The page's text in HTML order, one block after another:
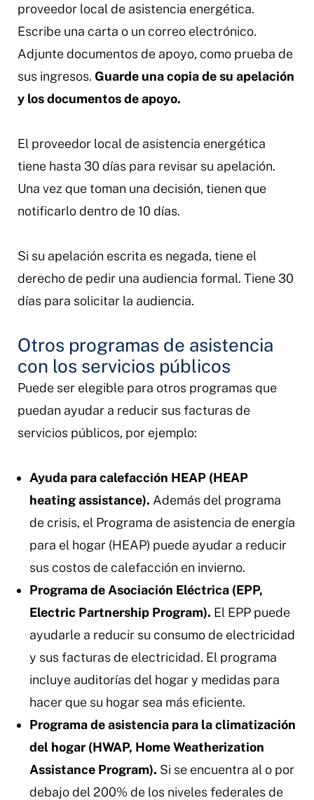
proveedor local de asistencia energética.
Escribe una carta o un correo electrónico.
Adjunte documentos de apoyo, como prueba de
sus ingresos. Guarde una copia de su apelación
y los documentos de apoyo.
El proveedor local de asistencia energética
tiene hasta 30 días para revisar su apelación.
Una vez que toman una decisión, tienen que
notificarlo dentro de 10 días.
Si su apelación escrita es negada, tiene el
derecho de pedir una audiencia formal. Tiene 30
días para solicitar la audiencia.
Otros programas de asistencia
con los servicios públicos
Puede ser elegible para otros programas que
puedan ayudar a reducir sus facturas de
servicios públicos, por ejemplo:
Ayuda para calefacción HEAP (HEAP
heating assistance). Además del programa
de crisis, el Programa de asistencia de energía
para el hogar (HEAP) puede ayudar a reducir
sus costos de calefacción en invierno.
Programa de Asociación Eléctrica (EPP,
Electric Partnership Program). El EPP puede
ayudarle a reducir su consumo de electricidad
y sus facturas de electricidad. El programa
incluye auditorías del hogar y medidas para
hacer que su hogar sea más eficiente.
Programa de asistencia para la climatización
del hogar (HWAP, Home Weatherization
Assistance Program). Si se encuentra al o por
debajo del 200% de los niveles federales de